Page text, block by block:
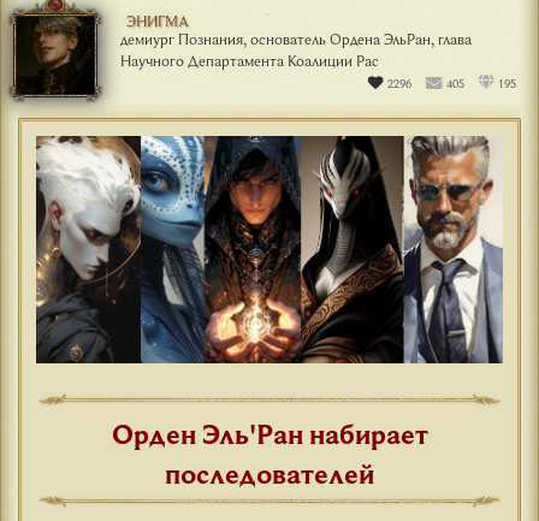
ЭНИГМА
демиург Познания, основатель Ордена ЭльРан, глава
Научного Департамента Коалиции Рас
2296 405 195
Орден Эль'Ран набирает
последователей